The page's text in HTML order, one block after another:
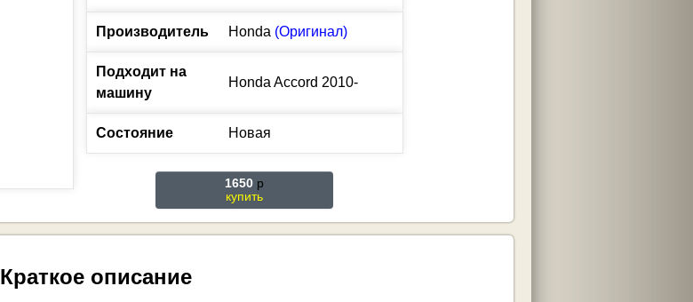
Производитель Honda (Оригинал)
Подходит на
машину
Honda Accord 2010-
Состояние Новая
1650 p
купить
Краткое описание